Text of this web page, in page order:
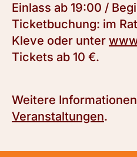
Einlass ab 19:00 /
Ticketbuchung: im
Kleve oder unter
Tickets ab 10 €.
Weitere
Veranstaltungen.